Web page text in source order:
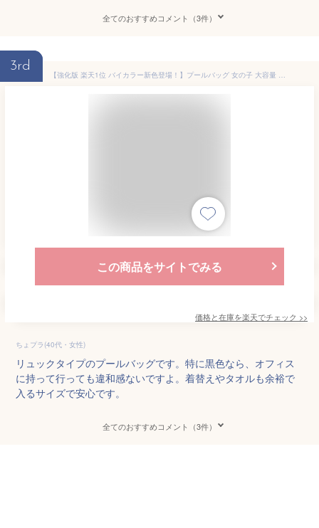
全てのおすすめコメント（3件）
3rd
【強化版 楽天1位 バイカラー新色登場！】プールバッグ 女の子 大容量 乾湿分離 小学生 ナップサック 手提げループ 2層 軽量 お名前タグ付き プールバック キッズ スイムバッグ リュック 水泳バッグ ビーチバッグ 子供 中学生 撥水加工
この商品をサイトでみる
価格と在庫を楽天でチェック >>
ちょプラ(40代・女性)
リュックタイプのプールバッグです。特に黒色なら、オフィス
に持って行っても違和感ないですよ。着替えやタオルも余裕で
入るサイズで安心です。
全てのおすすめコメント（3件）